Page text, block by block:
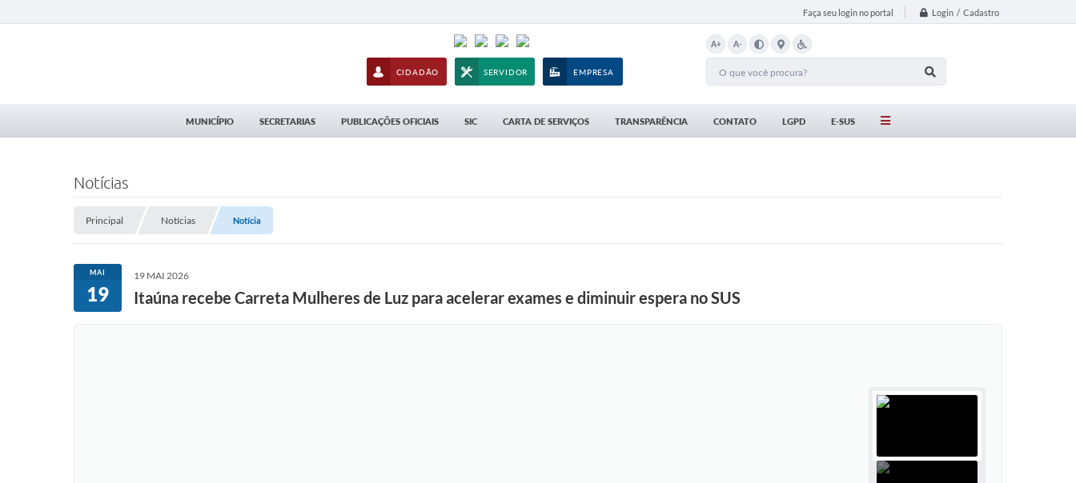
Faça seu login no portal Login / Cadastro
CIDADÃO SERVIDOR EMPRESA
A+ A-
MUNICÍPIO SECRETARIAS PUBLICAÇÕES OFICIAIS SIC CARTA DE SERVIÇOS TRANSPARÊNCIA CONTATO LGPD E-SUS
Notícias
Principal Notícias Notícia
MAI
19
19 MAI 2026
Itaúna recebe Carreta Mulheres de Luz para acelerar exames e diminuir espera no SUS